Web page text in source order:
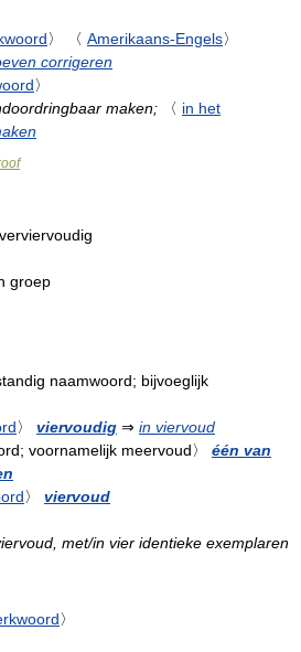
〉 〈 Amerikaans-Engels〉
corrigeren
〉
maken; 〈 in het
groep
naamwoord; bijvoeglijk
〉 viervoudig ⇒ in viervoud
voornamelijk meervoud〉
één van
〉
viervoud
met/in vier identieke exemplaren
〉